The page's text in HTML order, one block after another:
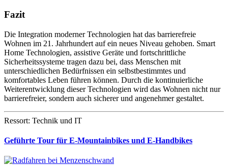
Fazit
Die Integration moderner Technologien hat das barrierefreie
Wohnen im 21. Jahrhundert auf ein neues Niveau gehoben. Smart
Home Technologien, assistive Geräte und fortschrittliche
Sicherheitssysteme tragen dazu bei, dass Menschen mit
unterschiedlichen Bedürfnissen ein selbstbestimmtes und
komfortables Leben führen können. Durch die kontinuierliche
Weiterentwicklung dieser Technologien wird das Wohnen nicht nur
barrierefreier, sondern auch sicherer und angenehmer gestaltet.
Ressort: Technik und IT
Geführte Tour für E-Mountainbikes und E-Handbikes